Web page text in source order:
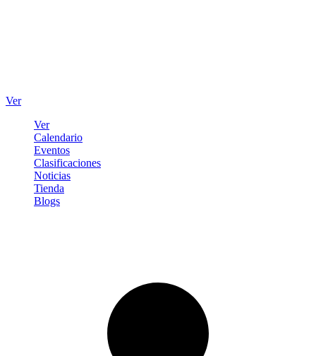
Ver
Ver
Calendario
Eventos
Clasificaciones
Noticias
Tienda
Blogs